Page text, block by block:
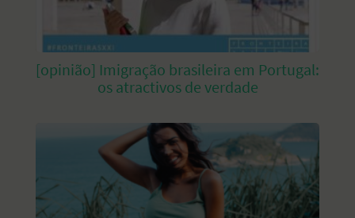
[opinião] Imigração brasileira em Portugal:
os atractivos de verdade